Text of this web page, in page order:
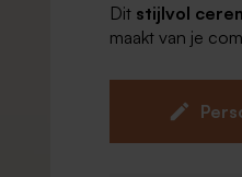
Dit stijlvol
maakt van je
opmaken en
De